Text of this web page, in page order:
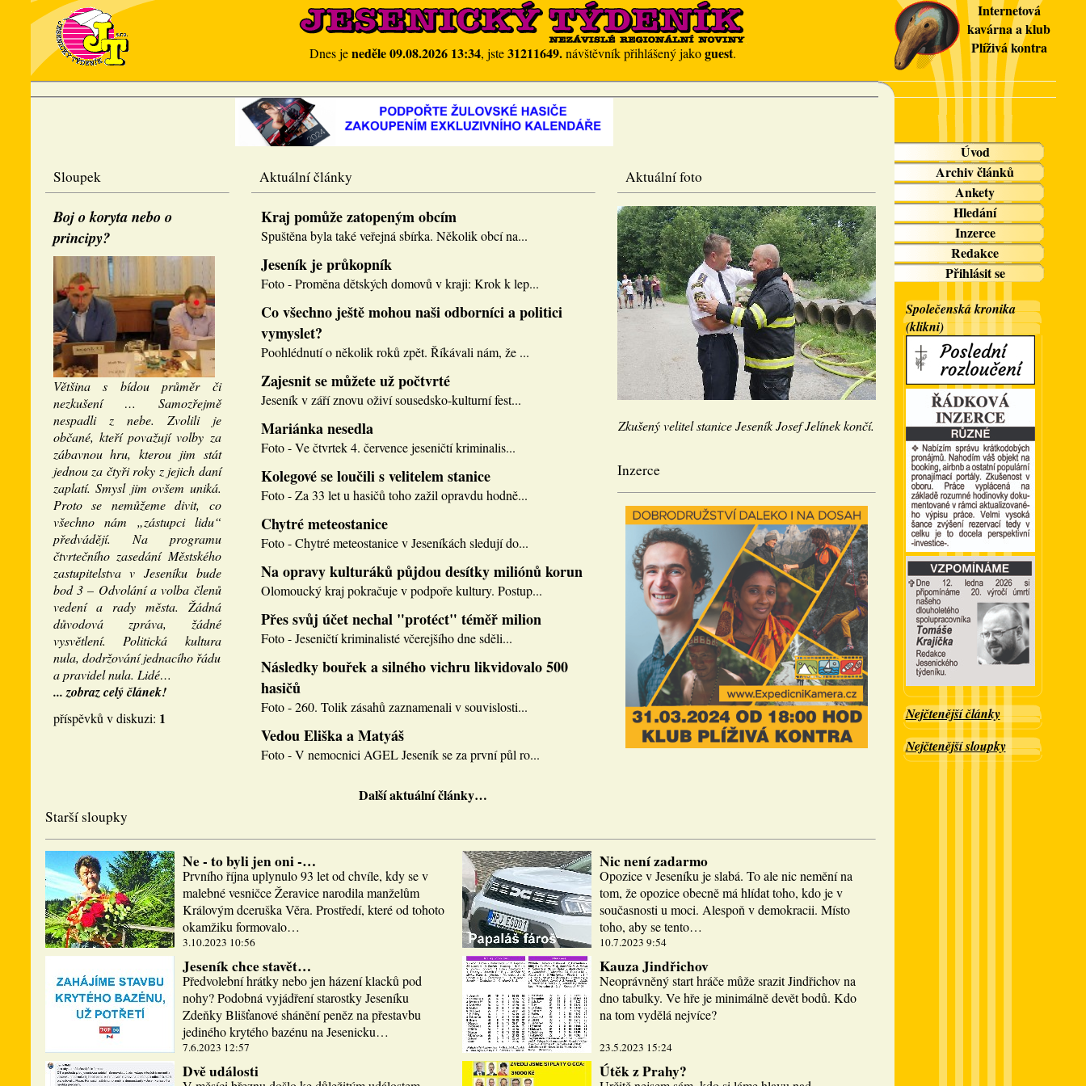
Dnes jeneděle 09.08.2026 13:34, jste31211649.návštěvník přihlášený jakoguest.
Internetová
kavárna a klub
Plíživá kontra
Sloupek
Boj o koryta nebo o
principy?
Většina s bídou průměr či
nezkušení … Samozřejmě
nespadli z nebe. Zvolili je
občané, kteří považují volby za
zábavnou hru, kterou jim stát
jednou za čtyři roky z jejich daní
zaplatí. Smysl jim ovšem uniká.
Proto se nemůžeme divit, co
všechno nám „zástupci lidu“
předvádějí. Na programu
čtvrtečního zasedání Městského
zastupitelstva v Jeseníku bude
bod 3 – Odvolání a volba členů
vedení a rady města. Žádná
důvodová zpráva, žádné
vysvětlení. Politická kultura
nula, dodržování jednacího řádu
a pravidel nula. Lidé…
... zobraz celý článek!
příspěvků v diskuzi: 1
Aktuální články
Kraj pomůže zatopeným obcím
Spuštěna byla také veřejná sbírka. Několik obcí na...
Jeseník je průkopník
Foto - Proměna dětských domovů v kraji: Krok k lep...
Co všechno ještě mohou naši odborníci a politici
vymyslet?
Poohlédnutí o několik roků zpět. Říkávali nám, že ...
Zajesnit se můžete už počtvrté
Jeseník v září znovu oživí sousedsko-kulturní fest...
Mariánka nesedla
Foto - Ve čtvrtek 4. července jeseničtí kriminalis...
Kolegové se loučili s velitelem stanice
Foto - Za 33 let u hasičů toho zažil opravdu hodně...
Chytré meteostanice
Foto - Chytré meteostanice v Jeseníkách sledují do...
Na opravy kulturáků půjdou desítky miliónů korun
Olomoucký kraj pokračuje v podpoře kultury. Postup...
Přes svůj účet nechal "protéct" téměř milion
Foto - Jeseničtí kriminalisté včerejšího dne sděli...
Následky bouřek a silného vichru likvidovalo 500
hasičů
Foto - 260. Tolik zásahů zaznamenali v souvislosti...
Vedou Eliška a Matyáš
Foto - V nemocnici AGEL Jeseník se za první půl ro...
Další aktuální články…
Aktuální foto
Zkušený velitel stanice Jeseník Josef Jelínek končí.
Inzerce
Starší sloupky
Ne - to byli jen oni -…
Prvního října uplynulo 93 let od chvíle, kdy se v
malebné vesničce Žeravice narodila manželům
Královým dceruška Věra. Prostředí, které od tohoto
okamžiku formovalo…
3.10.2023 10:56
Jeseník chce stavět…
Předvolební hrátky nebo jen házení klacků pod
nohy? Podobná vyjádření starostky Jeseníku
Zdeňky Blišťanové shánění peněz na přestavbu
jediného krytého bazénu na Jesenicku…
7.6.2023 12:57
Dvě události
Nic není zadarmo
Opozice v Jeseníku je slabá. To ale nic nemění na
tom, že opozice obecně má hlídat toho, kdo je v
současnosti u moci. Alespoň v demokracii. Místo
toho, aby se tento…
10.7.2023 9:54
Kauza Jindřichov
Neoprávněný start hráče může srazit Jindřichov na
dno tabulky. Ve hře je minimálně devět bodů. Kdo
na tom vydělá nejvíce?
23.5.2023 15:24
Útěk z Prahy?
Úvod
Archiv článků
Ankety
Hledání
Inzerce
Redakce
Přihlásit se
Společenská kronika
(klikni)
Nejčtenější články
Nejčtenější sloupky